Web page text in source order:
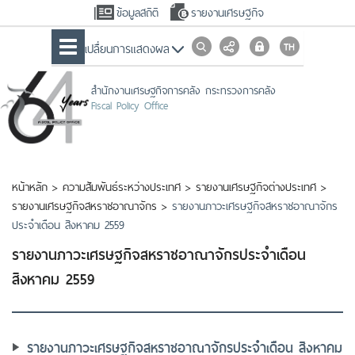
ข้อมูลสถิติ รายงานเศรษฐกิจ
เปลื่ยนการแสดงผล
สำนักงานเศรษฐกิจการคลัง กระทรวงการคลัง
Fiscal Policy Office
หน้าหลัก > ความสัมพันธ์ระหว่างประเทศ > รายงานเศรษฐกิจต่างประเทศ >
รายงานเศรษฐกิจสหราชอาณาจักร > รายงานภาวะเศรษฐกิจสหราชอาณาจักร
ประจำเดือน สิงหาคม 2559
รายงานภาวะเศรษฐกิจสหราชอาณาจักรประจำเดือน
สิงหาคม 2559
รายงานภาวะเศรษฐกิจสหราชอาณาจักรประจำเดือน สิงหาคม